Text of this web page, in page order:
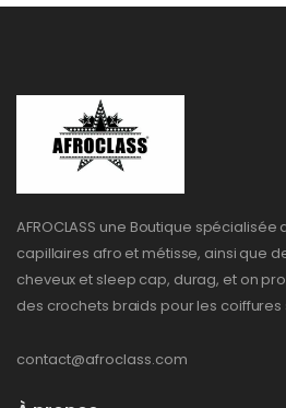
AFROCLASS une Boutique
capillaires afro et métisse, ainsi que
cheveux et sleep cap, durag, et on
des crochets braids pour les coiffures
contact@afroclass.com